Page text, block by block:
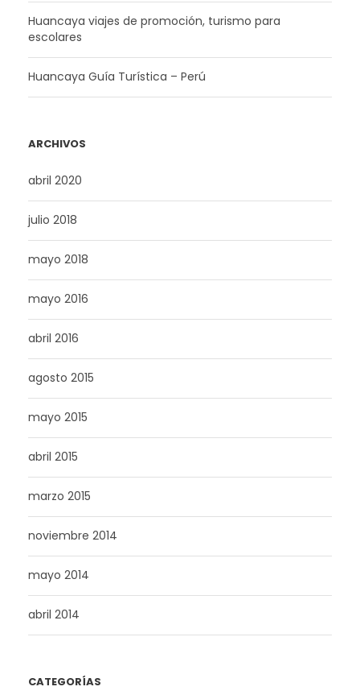
Huancaya viajes de promoción, turismo para
escolares
Huancaya Guía Turística – Perú
ARCHIVOS
abril 2020
julio 2018
mayo 2018
mayo 2016
abril 2016
agosto 2015
mayo 2015
abril 2015
marzo 2015
noviembre 2014
mayo 2014
abril 2014
CATEGORÍAS